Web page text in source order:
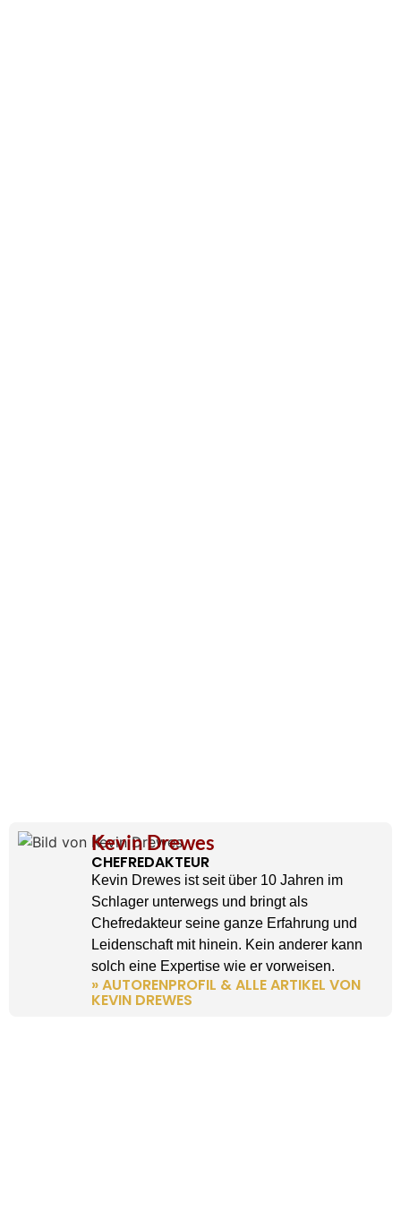
Kevin Drewes
CHEFREDAKTEUR
Kevin Drewes ist seit über 10 Jahren im
Schlager unterwegs und bringt als
Chefredakteur seine ganze Erfahrung und
Leidenschaft mit hinein. Kein anderer kann
solch eine Expertise wie er vorweisen.
» AUTORENPROFIL & ALLE ARTIKEL VON
KEVIN DREWES